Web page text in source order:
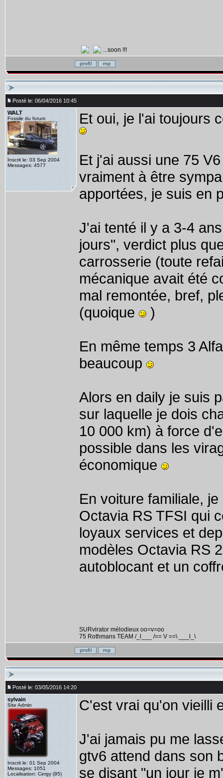
...soon !!!
Posté le: 06/04/2016 10:45
WALT
Fossile du forum
Inscrit le: 03 Sep 2004
Messages: 4577
Et oui, je l'ai toujours
Et j'ai aussi une 75
vraiment à être
apportées, je suis en
J'ai tenté il y a 3-4
jours", verdict plus
carrosserie (toute
mécanique avait été
mal remontée, bref,
(quoique
)
En même temps 3
beaucoup
Alors en daily je suis
sur laquelle je dois
10 000 km) à force
possible dans les
économique
En voiture familiale,
Octavia RS TFSI qui
loyaux services et
modèles Octavia RS
autoblocant et un
SURvirator mélodieux oo=v=oo
75 Rothmans TEAM /_l___ /== V ==\ ___l_\
Posté le: 03/05/2016 14:20
sylvain
Site Admin
Inscrit le: 01 Sep 2004
Messages: 1051
Localisation: Cergy (95)
C'est vrai qu'on vieilli
J'ai jamais pu me
gtv6 attend dans son
se disant "un jour je